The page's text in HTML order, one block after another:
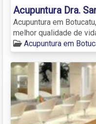
Acupuntura Dra.
Acupuntura em
melhor qualidade de
Acupuntura em